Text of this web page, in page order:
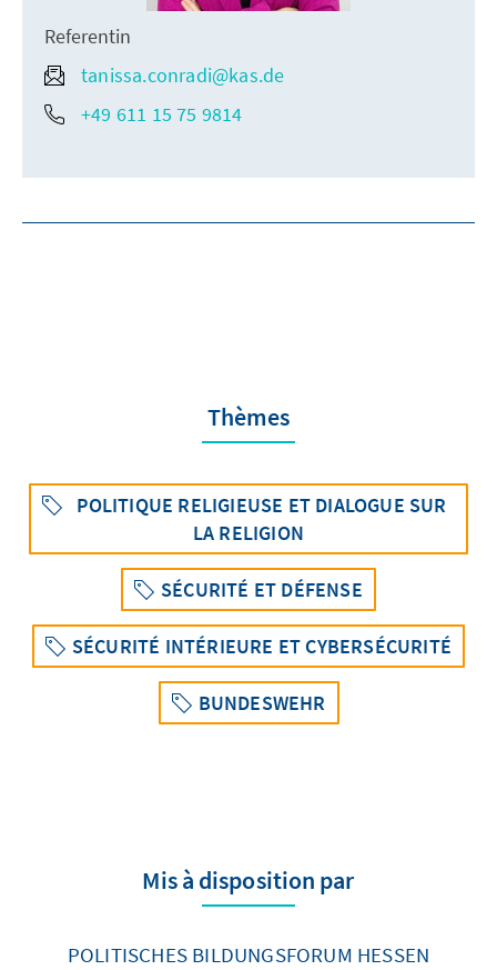
Referentin
tanissa.conradi@kas.de
+49 611 15 75 9814
Thèmes
POLITIQUE RELIGIEUSE ET DIALOGUE SUR
LA RELIGION
SÉCURITÉ ET DÉFENSE
SÉCURITÉ INTÉRIEURE ET CYBERSÉCURITÉ
BUNDESWEHR
Mis à disposition par
POLITISCHES BILDUNGSFORUM HESSEN